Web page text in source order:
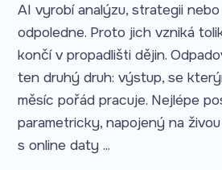
AI vyrobí analýzu, strategii
odpoledne. Proto jich vzniká
končí v propadlišti dějin.
ten druhý druh: výstup, se
měsíc pořád pracuje. Nejlépe
parametricky, napojený na
s online daty ...